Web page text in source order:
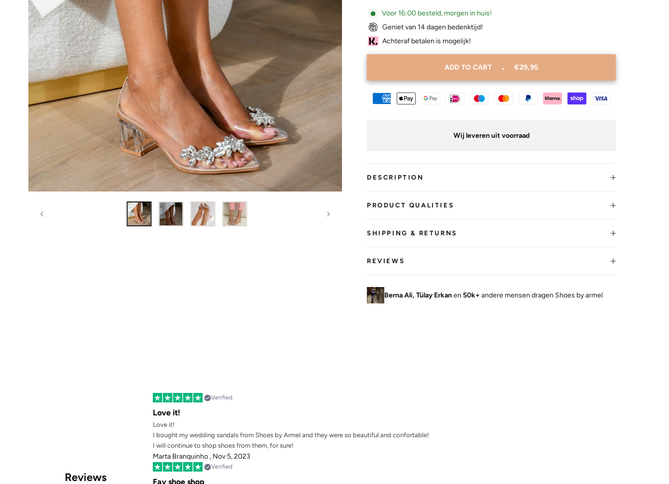
Voor 16:00 besteld, morgen in huis!
Geniet van 14 dagen bedenktijd!
Achteraf betalen is mogelijk!
ADD TO CART €29,95
Wij leveren uit voorraad
DESCRIPTION
PRODUCT QUALITIES
SHIPPING & RETURNS
REVIEWS
Berna Ali, Tülay Erkanen 50k+ andere mensen dragen Shoes by armel
Reviews
Verified
Love it!
Love it!
I bought my wedding sandals from Shoes by Armel and they were so beautiful and confortable!
I will continue to shop shoes from them, for sure!
Marta Branquinho , Nov 5, 2023
Verified
Fav shoe shop